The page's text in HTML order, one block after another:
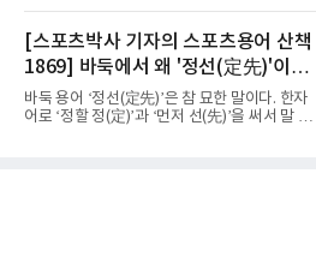
종반 점수 차를 벌려 승점 3을 챙겼다.블로킹은
7-16으로 밀렸지만 한국보다
을지 관심이 쏠린다.얀니크 신네르(이탈리아)와
정상을 다투던 알카라스는 지난 4월 바르셀로나
오픈 이후 넉 달째 남자프로테니스(ATP) 투어 경
기에 나서지 못하고 있다. 9일 영국 BBC 등에 따
르면 그는 손목 힘줄을 감싸는 활막에 염증이 생
기는 건초염을 앓고 있다.이 부상이 까다로운 이
유가 있다. 반복적으로 라켓을 쥐고 휘두르는 동
[스포츠박사 기자의 스포츠용어 산책
1869] 바둑에서 왜 '정선(定先)'이라
말할까
바둑 용어 ‘정선(定先)’은 참 묘한 말이다. 한자
어로 ‘정할 정(定)’과 ‘먼저 선(先)’을 써서 말 그